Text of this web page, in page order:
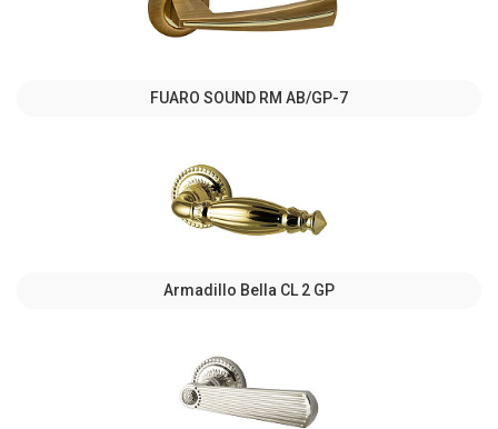
FUARO SOUND RM AB/GP-7
Armadillo Bella CL 2 GP